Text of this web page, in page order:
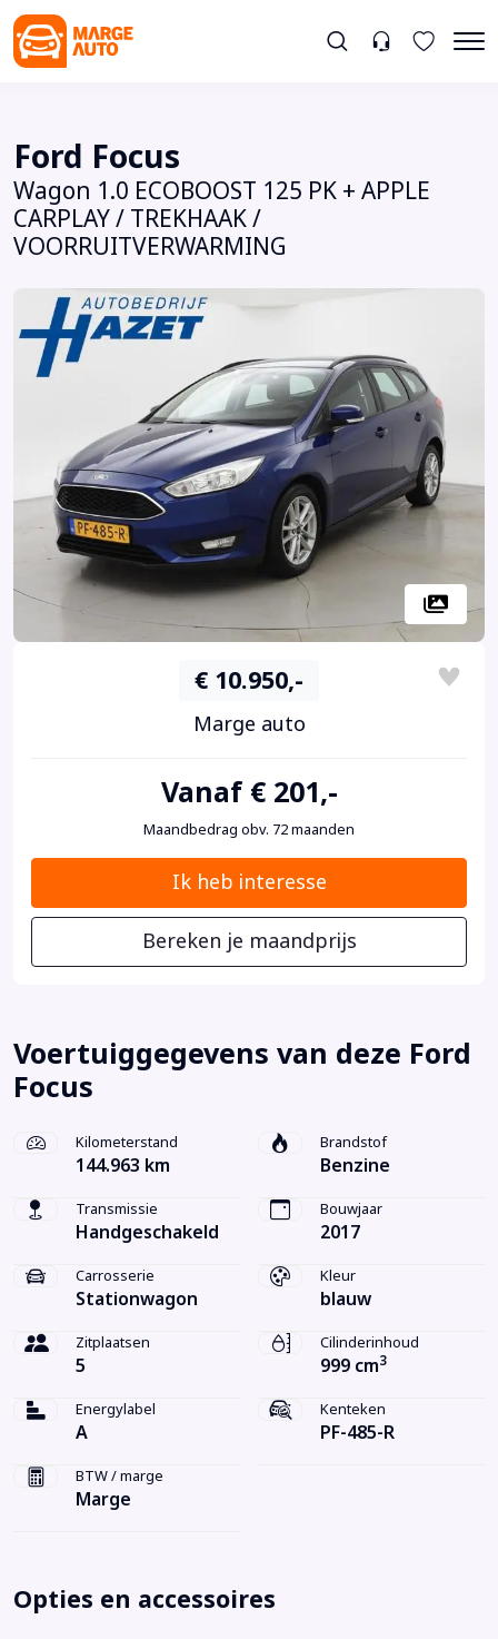
Ford Focus
Wagon 1.0 ECOBOOST 125 PK + APPLE
CARPLAY / TREKHAAK /
VOORRUITVERWARMING
€ 10.950,-
Marge auto
Vanaf € 201,-
Maandbedrag obv. 72 maanden
Ik heb interesse
Bereken je maandprijs
Voertuiggegevens van deze Ford
Focus
Kilometerstand
144.963 km
Brandstof
Benzine
Transmissie
Handgeschakeld
Bouwjaar
2017
Carrosserie
Stationwagon
Kleur
blauw
Zitplaatsen
5
Cilinderinhoud
999 cm3
Energylabel
A
Kenteken
PF-485-R
BTW / marge
Marge
Opties en accessoires